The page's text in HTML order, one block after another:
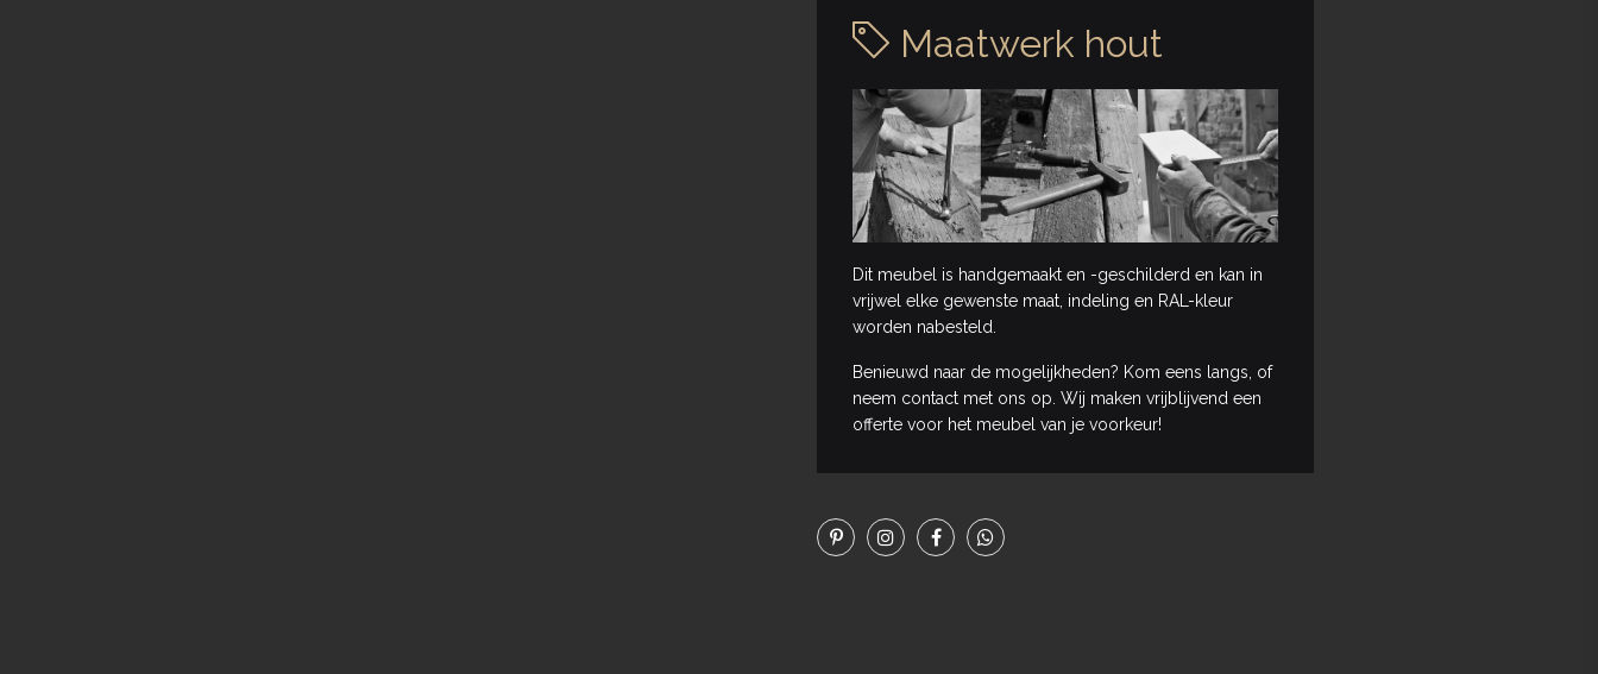
Maatwerk hout
Dit meubel is handgemaakt en -geschilderd en kan in
vrijwel elke gewenste maat, indeling en RAL-kleur
worden nabesteld.
Benieuwd naar de mogelijkheden? Kom eens langs, of
neem contact met ons op. Wij maken vrijblijvend een
offerte voor het meubel van je voorkeur!